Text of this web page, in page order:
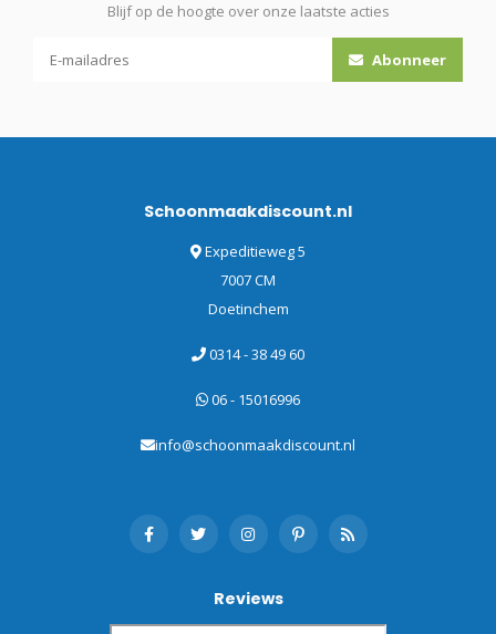
Blijf op de hoogte over onze laatste acties
Abonneer
Schoonmaakdiscount.nl
Expeditieweg 5
7007 CM
Doetinchem
0314 - 38 49 60
06 - 15016996
info@schoonmaakdiscount.nl
Reviews